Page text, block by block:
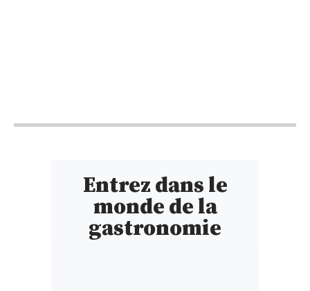
Entrez dans le
monde de la
gastronomie